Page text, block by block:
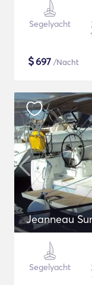
Segelyacht
$697 /Nacht
Jeanneau
Segelyacht